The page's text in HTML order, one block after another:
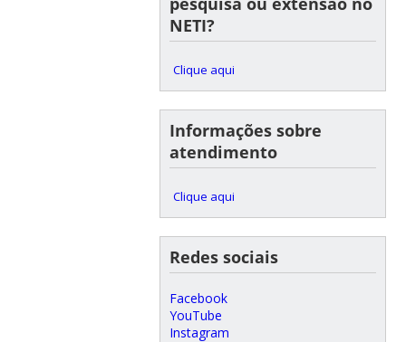
NETI?
Clique aqui
Informações sobre
atendimento
Clique aqui
Redes sociais
Facebook
YouTube
Instagram